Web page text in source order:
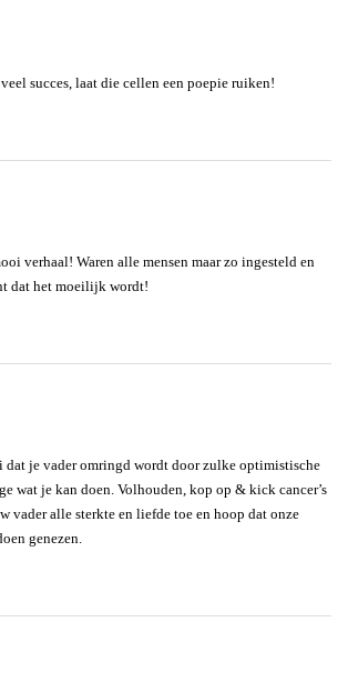
succes, laat die cellen een poepie ruiken!
verhaal! Waren alle mensen maar zo ingesteld en
dat het moeilijk wordt!
dat je vader omringd wordt door zulke optimistische
wat je kan doen. Volhouden, kop op & kick cancer’s
vader alle sterkte en liefde toe en hoop dat onze
genezen.